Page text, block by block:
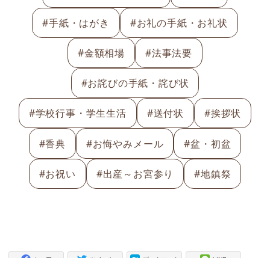
#手紙・はがき #お礼の手紙・お礼状
#金額相場 #法事法要
#お詫びの手紙・詫び状
#学校行事・学生生活 #送付状 #挨拶状
#香典 #お悔やみメール #盆・初盆
#お祝い #出産～お宮参り #地鎮祭